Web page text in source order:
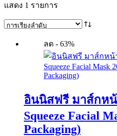
แสดง 1 รายการ
ลด - 63%
อินนิสฟรี มาส์กหน้
Squeeze Facial
Packaging)